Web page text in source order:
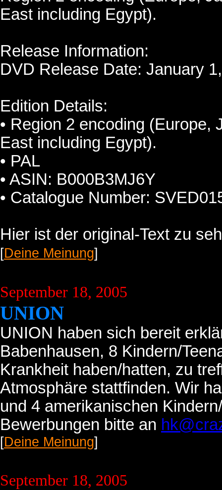
East including Egypt).
Release Information:
DVD Release Date: January
Edition Details:
• Region 2 encoding (Europe,
East including Egypt).
• PAL
• ASIN: B000B3MJ6Y
• Catalogue Number:
Hier ist der original-Text zu
[Deine Meinung]
September 18, 2005
UNION
UNION haben sich bereit
Babenhausen, 8 Kindern/
Krankheit haben/hatten, zu
Atmosphäre stattfinden. Wir
und 4 amerikanischen
Bewerbungen bitte an
[Deine Meinung]
September 18, 2005